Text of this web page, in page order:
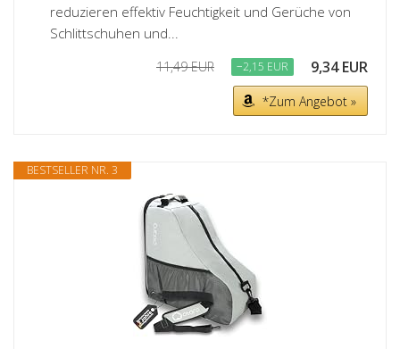
reduzieren effektiv Feuchtigkeit und Gerüche von
Schlittschuhen und...
11,49 EUR −2,15 EUR 9,34 EUR
*Zum Angebot »
BESTSELLER NR. 3